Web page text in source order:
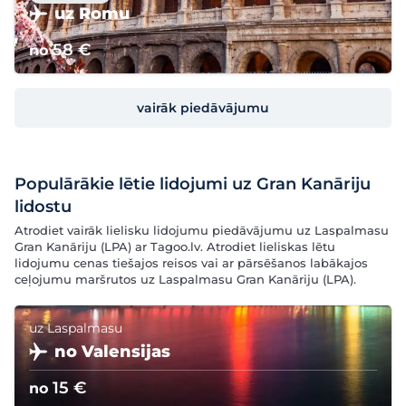
uz Romu
no58 €
vairāk piedāvājumu
Populārākie lētie lidojumi uz Gran Kanāriju
lidostu
Atrodiet vairāk lielisku lidojumu piedāvājumu uz Laspalmasu
Gran Kanāriju (LPA) ar Tagoo.lv. Atrodiet lieliskas lētu
lidojumu cenas tiešajos reisos vai ar pārsēšanos labākajos
ceļojumu maršrutos uz Laspalmasu Gran Kanāriju (LPA).
uz Laspalmasu
no Valensijas
no 15 €